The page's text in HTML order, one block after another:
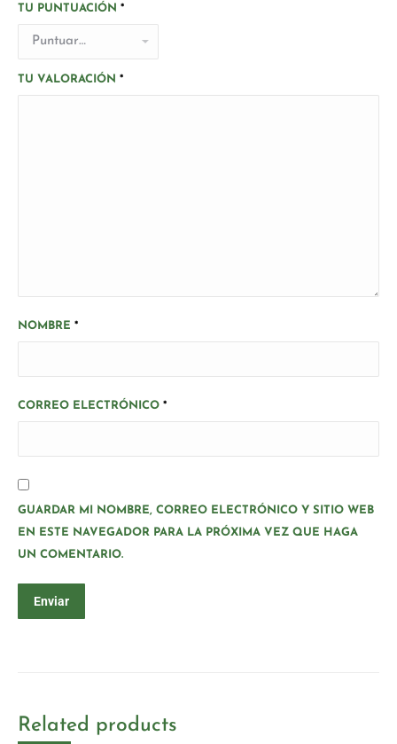
TU PUNTUACIÓN *
TU VALORACIÓN *
NOMBRE *
CORREO ELECTRÓNICO *
GUARDAR MI NOMBRE, CORREO ELECTRÓNICO Y SITIO WEB
EN ESTE NAVEGADOR PARA LA PRÓXIMA VEZ QUE HAGA
UN COMENTARIO.
Related products